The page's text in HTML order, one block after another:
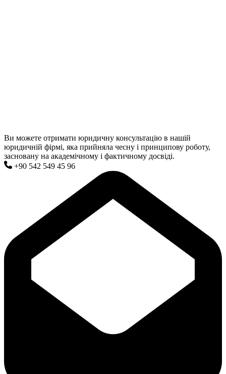
Ви можете отримати юридичну консультацію в нашій
юридичній фірмі, яка прийняла чесну і принципову роботу,
засновану на академічному і фактичному досвіді.
+90 542 549 45 96